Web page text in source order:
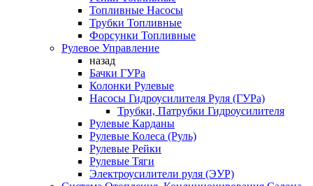
Топливные Насосы
Трубки Топливные
Форсунки Топливные
Рулевое Управление
назад
Бачки ГУРа
Колонки Рулевые
Насосы Гидроусилителя Руля (ГУРа)
Трубки, Патрубки Гидроусилителя
Рулевые Карданы
Рулевые Колеса (Руль)
Рулевые Рейки
Рулевые Тяги
Электроусилители руля (ЭУР)